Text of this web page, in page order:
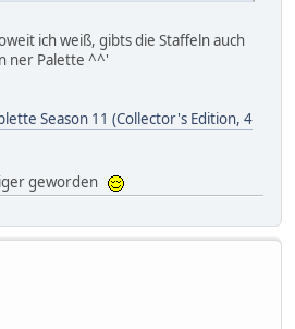
ich weiß, gibts die Staffeln auch
ner Palette ^^'
Season 11 (Collector's Edition, 4
geworden